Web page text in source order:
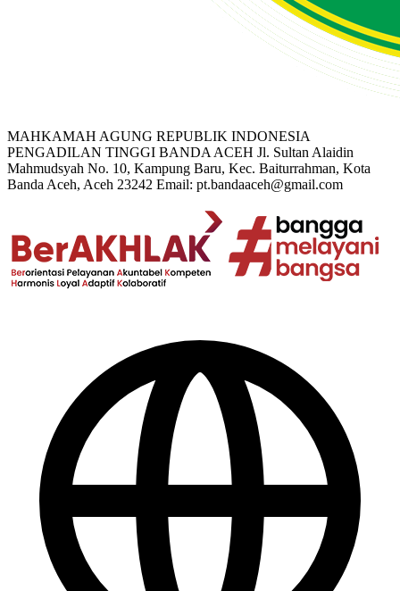
MAHKAMAH AGUNG REPUBLIK INDONESIA
PENGADILAN TINGGI BANDA ACEH Jl. Sultan Alaidin
Mahmudsyah No. 10, Kampung Baru, Kec. Baiturrahman, Kota
Banda Aceh, Aceh 23242 Email: pt.bandaaceh@gmail.com